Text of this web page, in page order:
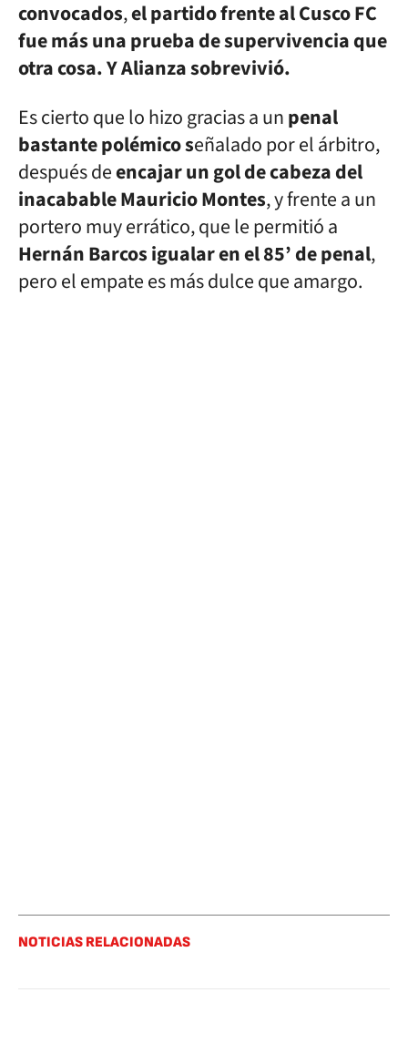
convocados,el partido frente al Cusco FC
fue más una prueba de supervivencia que
otra cosa. Y Alianza sobrevivió.
Es cierto que lo hizo gracias a unpenal
bastante polémico señalado por el árbitro,
después deencajar un gol de cabeza del
inacabable Mauricio Montes, y frente a un
portero muy errático, que le permitió a
Hernán Barcos igualar en el 85’ de penal,
pero el empate es más dulce que amargo.
NOTICIAS RELACIONADAS